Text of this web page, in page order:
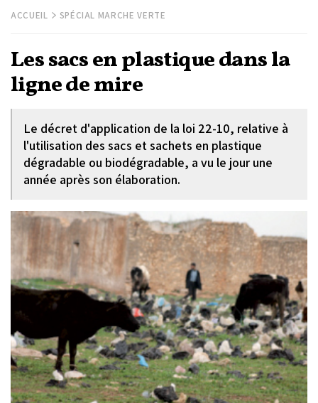
ACCUEIL SPÉCIAL MARCHE VERTE
Les sacs en plastique dans la
ligne de mire
Le décret d'application de la loi 22-10, relative à
l'utilisation des sacs et sachets en plastique
dégradable ou biodégradable, a vu le jour une
année après son élaboration.